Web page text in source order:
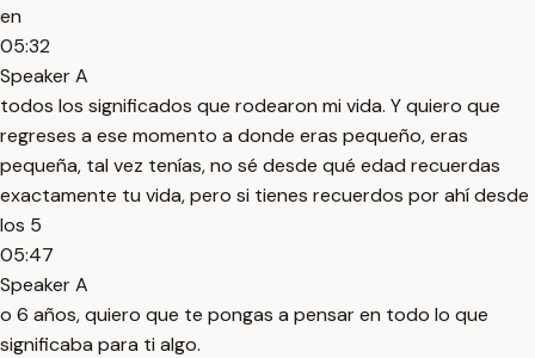
en
05:32
Speaker A
todos los significados que rodearon mi vida. Y quiero que
regreses a ese momento a donde eras pequeño, eras
pequeña, tal vez tenías, no sé desde qué edad recuerdas
exactamente tu vida, pero si tienes recuerdos por ahí desde
los 5
05:47
Speaker A
o 6 años, quiero que te pongas a pensar en todo lo que
significaba para ti algo.